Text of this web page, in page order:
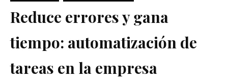
Reduce errores y gana
tiempo: automatización de
tareas en la empresa